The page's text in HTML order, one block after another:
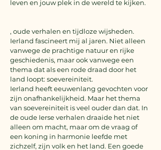
leven en jouw plek in de wereld te kijken.
, oude verhalen en tijdloze wijsheden.
Ierland fascineert mij al jaren. Niet alleen
vanwege de prachtige natuur en rijke
geschiedenis, maar ook vanwege een
thema dat als een rode draad door het
land loopt: soevereiniteit.
Ierland heeft eeuwenlang gevochten voor
zijn onafhankelijkheid. Maar het thema
van soevereiniteit is veel ouder dan dat. In
de oude Ierse verhalen draaide het niet
alleen om macht, maar om de vraag of
een koning in harmonie leefde met
zichzelf, zijn volk en het land. Een goede